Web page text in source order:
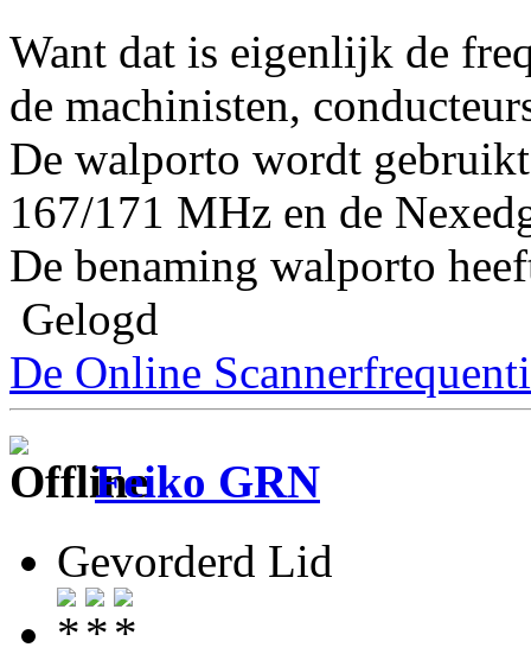
Want dat is eigenlijk de
de machinisten,
De walporto wordt
167/171 MHz en de
De benaming walporto
Gelogd
De Online
Feiko GRN
Gevorderd Lid